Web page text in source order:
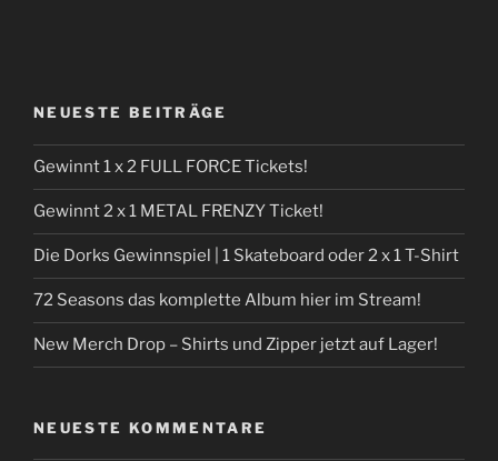
NEUESTE BEITRÄGE
Gewinnt 1 x 2 FULL FORCE Tickets!
Gewinnt 2 x 1 METAL FRENZY Ticket!
Die Dorks Gewinnspiel | 1 Skateboard oder 2 x 1 T-Shirt
72 Seasons das komplette Album hier im Stream!
New Merch Drop – Shirts und Zipper jetzt auf Lager!
NEUESTE KOMMENTARE